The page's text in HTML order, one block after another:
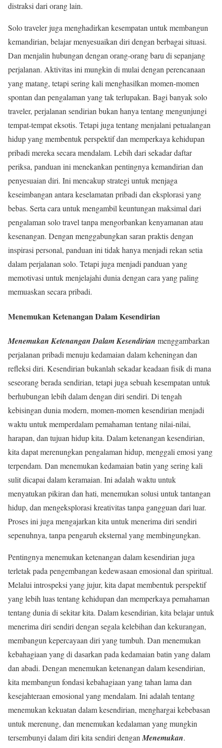
distraksi dari orang lain.
Solo traveler juga menghadirkan kesempatan untuk membangun
kemandirian, belajar menyesuaikan diri dengan berbagai situasi.
Dan menjalin hubungan dengan orang-orang baru di sepanjang
perjalanan. Aktivitas ini mungkin di mulai dengan perencanaan
yang matang, tetapi sering kali menghasilkan momen-momen
spontan dan pengalaman yang tak terlupakan. Bagi banyak solo
traveler, perjalanan sendirian bukan hanya tentang mengunjungi
tempat-tempat eksotis. Tetapi juga tentang menjalani petualangan
hidup yang membentuk perspektif dan memperkaya kehidupan
pribadi mereka secara mendalam. Lebih dari sekadar daftar
periksa, panduan ini menekankan pentingnya kemandirian dan
penyesuaian diri. Ini mencakup strategi untuk menjaga
keseimbangan antara keselamatan pribadi dan eksplorasi yang
bebas. Serta cara untuk mengambil keuntungan maksimal dari
pengalaman solo travel tanpa mengorbankan kenyamanan atau
kesenangan. Dengan menggabungkan saran praktis dengan
inspirasi personal, panduan ini tidak hanya menjadi rekan setia
dalam perjalanan solo. Tetapi juga menjadi panduan yang
memotivasi untuk menjelajahi dunia dengan cara yang paling
memuaskan secara pribadi.
Menemukan Ketenangan Dalam Kesendirian
Menemukan Ketenangan Dalam Kesendirian menggambarkan
perjalanan pribadi menuju kedamaian dalam keheningan dan
refleksi diri. Kesendirian bukanlah sekadar keadaan fisik di mana
seseorang berada sendirian, tetapi juga sebuah kesempatan untuk
berhubungan lebih dalam dengan diri sendiri. Di tengah
kebisingan dunia modern, momen-momen kesendirian menjadi
waktu untuk memperdalam pemahaman tentang nilai-nilai,
harapan, dan tujuan hidup kita. Dalam ketenangan kesendirian,
kita dapat merenungkan pengalaman hidup, menggali emosi yang
terpendam. Dan menemukan kedamaian batin yang sering kali
sulit dicapai dalam keramaian. Ini adalah waktu untuk
menyatukan pikiran dan hati, menemukan solusi untuk tantangan
hidup, dan mengeksplorasi kreativitas tanpa gangguan dari luar.
Proses ini juga mengajarkan kita untuk menerima diri sendiri
sepenuhnya, tanpa pengaruh eksternal yang membingungkan.
Pentingnya menemukan ketenangan dalam kesendirian juga
terletak pada pengembangan kedewasaan emosional dan spiritual.
Melalui introspeksi yang jujur, kita dapat membentuk perspektif
yang lebih luas tentang kehidupan dan memperkaya pemahaman
tentang dunia di sekitar kita. Dalam kesendirian, kita belajar untuk
menerima diri sendiri dengan segala kelebihan dan kekurangan,
membangun kepercayaan diri yang tumbuh. Dan menemukan
kebahagiaan yang di dasarkan pada kedamaian batin yang dalam
dan abadi. Dengan menemukan ketenangan dalam kesendirian,
kita membangun fondasi kebahagiaan yang tahan lama dan
kesejahteraan emosional yang mendalam. Ini adalah tentang
menemukan kekuatan dalam kesendirian, menghargai kebebasan
untuk merenung, dan menemukan kedalaman yang mungkin
tersembunyi dalam diri kita sendiri dengan Menemukan.